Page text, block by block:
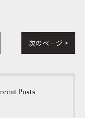
次のページ >
Posts